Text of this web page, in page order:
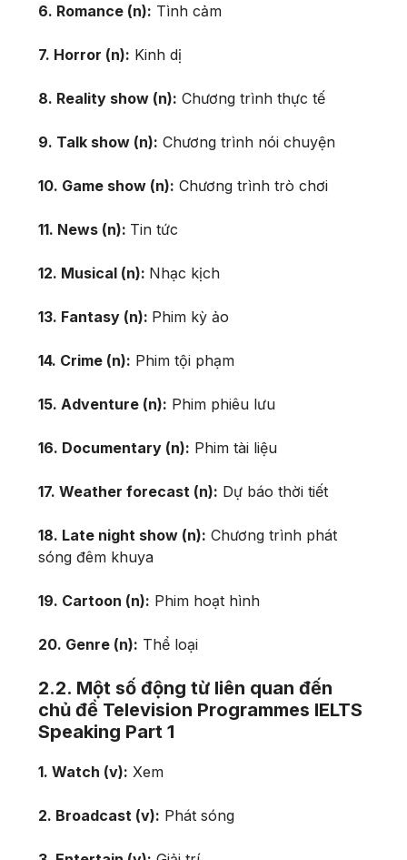
6. Romance (n): Tình cảm
7. Horror (n): Kinh dị
8. Reality show (n): Chương trình thực tế
9. Talk show (n): Chương trình nói chuyện
10. Game show (n): Chương trình trò chơi
11. News (n): Tin tức
12. Musical (n): Nhạc kịch
13. Fantasy (n): Phim kỳ ảo
14. Crime (n): Phim tội phạm
15. Adventure (n): Phim phiêu lưu
16. Documentary (n): Phim tài liệu
17. Weather forecast (n): Dự báo thời tiết
18. Late night show (n): Chương trình phát
sóng đêm khuya
19. Cartoon (n): Phim hoạt hình
20. Genre (n): Thể loại
2.2. Một số động từ liên quan đến
chủ đề Television Programmes IELTS
Speaking Part 1
1. Watch (v): Xem
2. Broadcast (v): Phát sóng